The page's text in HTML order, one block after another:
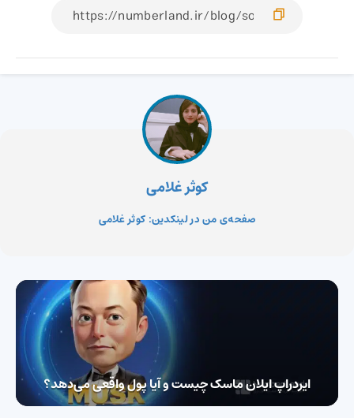
کوثر غلامی
صفحه‌ی من در لینکدین: کوثر غلامی
ایردراپ ایلان ماسک چیست و آیا پول واقعی می‌دهد؟